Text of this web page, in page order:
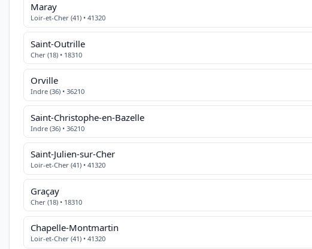
Maray
Loir-et-Cher (41) • 41320
Saint-Outrille
Cher (18) • 18310
Orville
Indre (36) • 36210
Saint-Christophe-en-Bazelle
Indre (36) • 36210
Saint-Julien-sur-Cher
Loir-et-Cher (41) • 41320
Graçay
Cher (18) • 18310
Chapelle-Montmartin
Loir-et-Cher (41) • 41320